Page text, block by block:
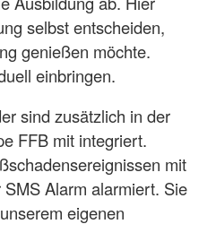
selbst entscheiden,
genießen möchte.
einbringen.
sind zusätzlich in der
FFB mit integriert.
mit
Alarm alarmiert. Sie
eigenen